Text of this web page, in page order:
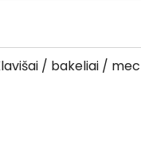
/ bakeliai /